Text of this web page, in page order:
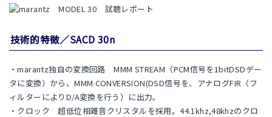
技術的特徴／SACD 30n
・marantz独自の変換回路 MMM STREAM（PCM信号を1bitDSDデー
タに変換）から、MMM CONVERSION(DSD信号を、アナログFIR（フ
ィルターによりD/A変換を行う）に出力。
・クロック 超低位相雑音クリスタルを採用。44.1khz,48khzのクロ